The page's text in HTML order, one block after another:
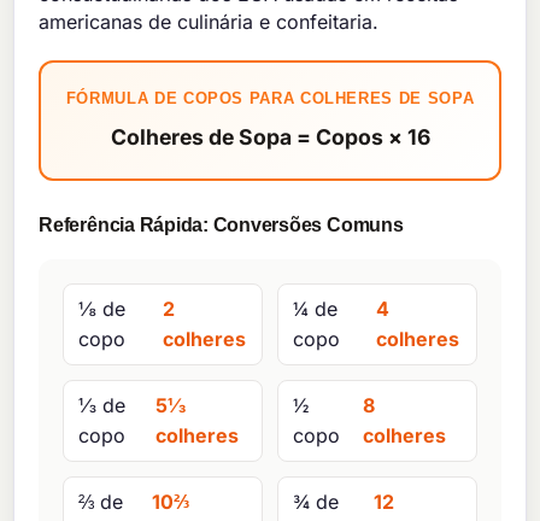
americanas de culinária e confeitaria.
FÓRMULA DE COPOS PARA COLHERES DE SOPA
Colheres de Sopa = Copos × 16
Referência Rápida: Conversões Comuns
⅛ de
copo
2
colheres
¼ de
copo
4
colheres
⅓ de
copo
5⅓
colheres
½
copo
8
colheres
⅔ de
10⅔
¾ de
12